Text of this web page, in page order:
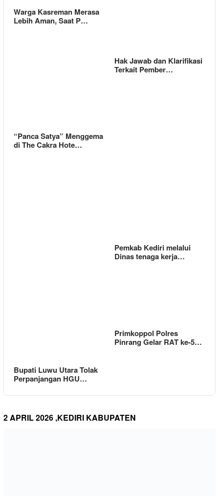
Warga Kasreman Merasa
Lebih Aman, Saat P…
Hak Jawab dan Klarifikasi
Terkait Pember…
“Panca Satya” Menggema
di The Cakra Hote…
Pemkab Kediri melalui
Dinas tenaga kerja…
Bupati Luwu Utara Tolak
Perpanjangan HGU…
Primkoppol Polres
Pinrang Gelar RAT ke-5…
2 APRIL 2026 ,KEDIRI KABUPATEN